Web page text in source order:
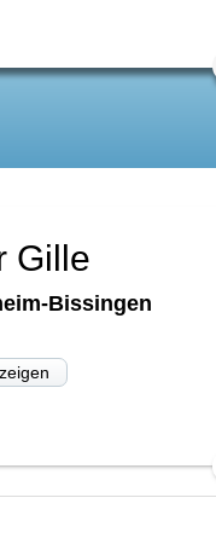
Gille
Bissingen